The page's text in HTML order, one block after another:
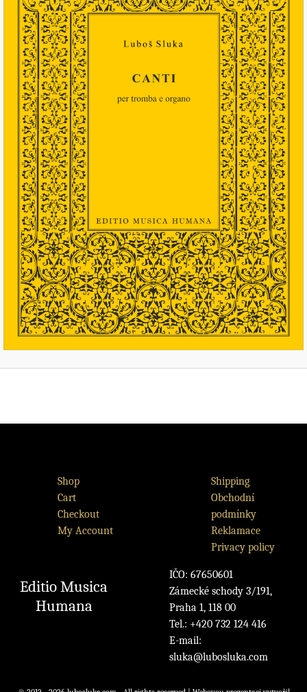
Shop
Cart
Checkout
My Account
Shipping
Obchodní
podmínky
Reklamace
Privacy policy
Editio Musica
Humana
IČO: 67650601
Zámecké schody 3/191,
Praha 1, 118 00
Tel.: +420 732 124 416
E-mail:
sluka@lubosluka.com